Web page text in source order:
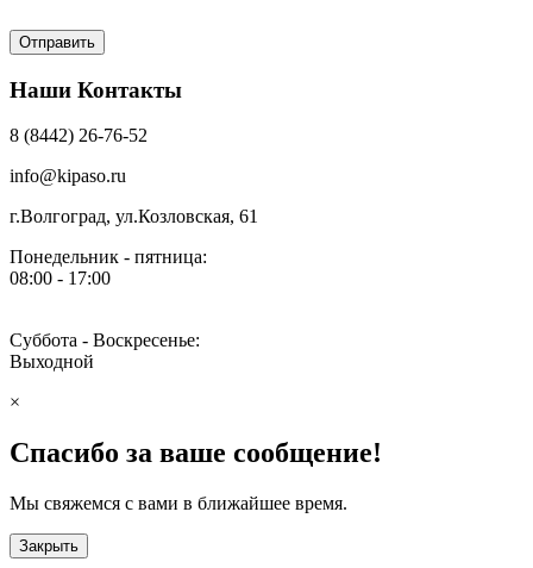
Наши Контакты
8 (8442) 26-76-52
info@kipaso.ru
г.Волгоград, ул.Козловская, 61
Понедельник - пятница:
08:00 - 17:00
Суббота - Воскресенье:
Выходной
×
Спасибо за ваше сообщение!
Мы свяжемся с вами в ближайшее время.
Закрыть